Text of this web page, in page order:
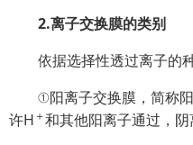
2.离子交换膜的类别
依据选择性透过离子的
①阳离子交换膜，简称
许H ＋和其他阳离子通过，阴